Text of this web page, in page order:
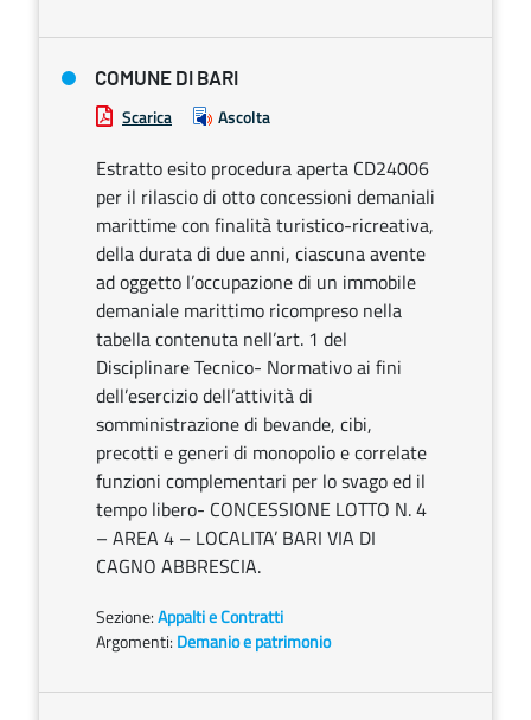
COMUNE DI BARI
Scarica Ascolta
Estratto esito procedura aperta CD24006
per il rilascio di otto concessioni demaniali
marittime con finalità turistico-ricreativa,
della durata di due anni, ciascuna avente
ad oggetto l’occupazione di un immobile
demaniale marittimo ricompreso nella
tabella contenuta nell’art. 1 del
Disciplinare Tecnico- Normativo ai fini
dell’esercizio dell’attività di
somministrazione di bevande, cibi,
precotti e generi di monopolio e correlate
funzioni complementari per lo svago ed il
tempo libero- CONCESSIONE LOTTO N. 4
– AREA 4 – LOCALITA’ BARI VIA DI
CAGNO ABBRESCIA.
Sezione:Appalti e Contratti
Argomenti: Demanio e patrimonio